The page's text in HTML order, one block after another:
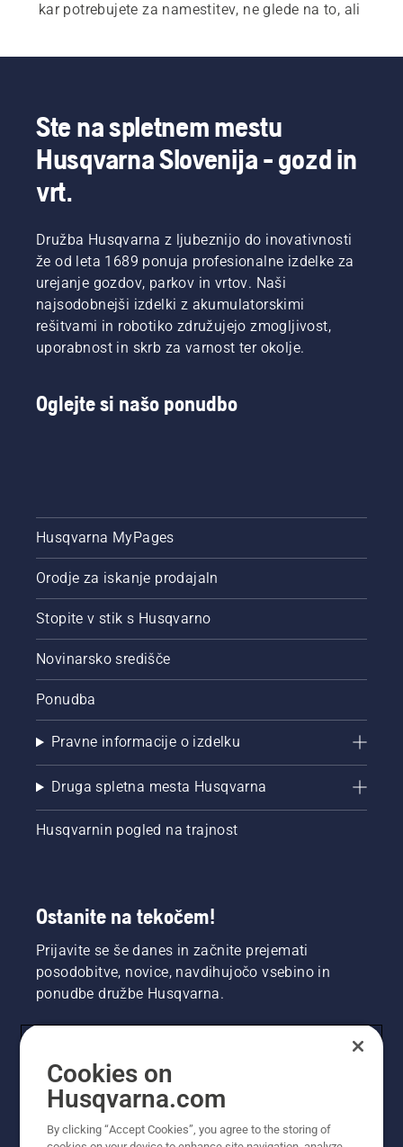
kar potrebujete za namestitev, ne glede na to, ali
namestitev z vtičnikom Husqvarna EPOS®.
bo vaša robotska kosilnica delovala nemoteno,
trava pa bo dobro vzdrževana vso sezono.
Ste na spletnem mestu
Husqvarna Slovenija - gozd in
vrt.
Družba Husqvarna z ljubeznijo do inovativnosti
že od leta 1689 ponuja profesionalne izdelke za
urejanje gozdov, parkov in vrtov. Naši
najsodobnejši izdelki z akumulatorskimi
rešitvami in robotiko združujejo zmogljivost,
uporabnost in skrb za varnost ter okolje.
Oglejte si našo ponudbo
Husqvarna MyPages
Orodje za iskanje prodajaln
Stopite v stik s Husqvarno
Novinarsko središče
Ponudba
Pravne informacije o izdelku
Druga spletna mesta Husqvarna
Husqvarnin pogled na trajnost
Ostanite na tekočem!
Prijavite se še danes in začnite prejemati
posodobitve, novice, navdihujočo vsebino in
ponudbe družbe Husqvarna.
Cookies on
Husqvarna.com
By clicking “Accept Cookies”, you agree to the storing of